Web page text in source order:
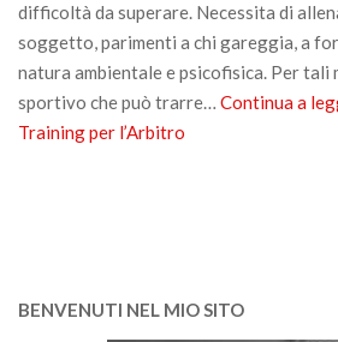
difficoltà da superare. Necessita di
soggetto, parimenti a chi gareggia, a
natura ambientale e psicofisica. Per
sportivo che può trarre… Continua a
Training per l’Arbitro
BENVENUTI NEL MIO SITO